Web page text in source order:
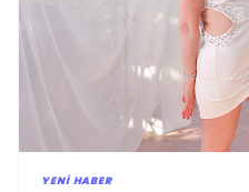
YENI HABER